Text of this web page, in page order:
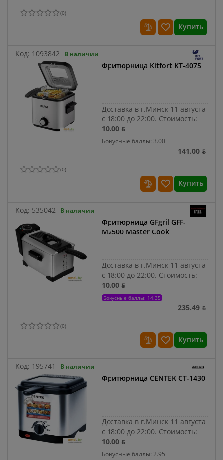
(0)
Купить
Код: 1093842 В наличии
Фритюрница Kitfort KT-4075
Доставка в г.Минск 11 августа
с 18:00 до 22:00. Стоимость:
10.00 ƃ
Бонусные баллы: 3.00
141.00 ƃ
(0)
Купить
Код: 535042 В наличии
Фритюрница GFgril GFF-
M2500 Master Cook
Доставка в г.Минск 11 августа
с 18:00 до 22:00. Стоимость:
10.00 ƃ
Бонусные баллы: 14.35
235.49 ƃ
(0)
Купить
Код: 195741 В наличии
Фритюрница CENTEK CT-1430
Доставка в г.Минск 11 августа
с 18:00 до 22:00. Стоимость:
10.00 ƃ
Бонусные баллы: 2.95